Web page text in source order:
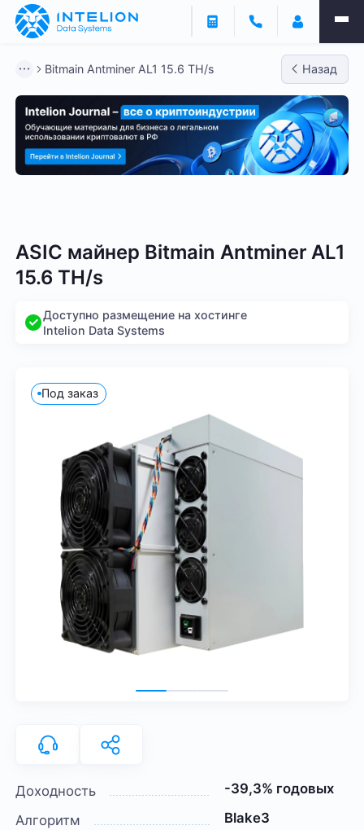
Bitmain Antminer AL1 15.6 TH/s Назад
ASIC майнер Bitmain Antminer AL1
15.6 TH/s
Доступно размещение на хостинге
Intelion Data Systems
Под заказ
Доходность
-39,3% годовых
Алгоритм
Blake3